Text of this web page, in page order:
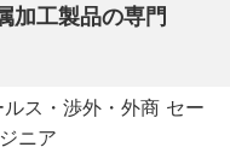
加工製品の専門
ス・渉外・外商 セー
ニア